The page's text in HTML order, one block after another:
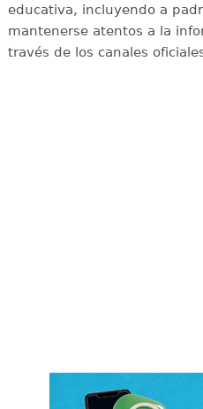
educativa, incluyendo a
mantenerse atentos a la
través de los canales